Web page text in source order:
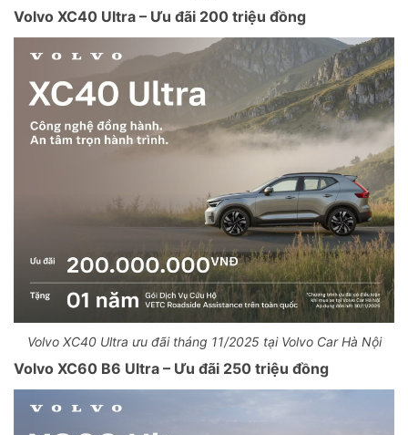
Volvo XC40 Ultra – Ưu đãi 200 triệu đồng
Volvo XC40 Ultra ưu đãi tháng 11/2025 tại Volvo Car Hà Nội
Volvo XC60 B6 Ultra – Ưu đãi 250 triệu đồng